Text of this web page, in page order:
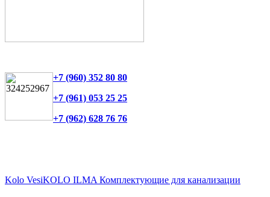
+7 (960) 352 80 80
+7 (961) 053 25 25
+7 (962) 628 76 76
Kolo VesiKOLO ILMA Комплектующие для канализации